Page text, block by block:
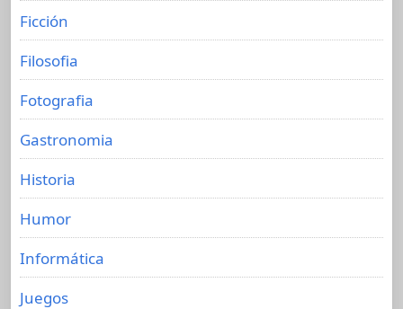
Ficción
Filosofia
Fotografia
Gastronomia
Historia
Humor
Informática
Juegos